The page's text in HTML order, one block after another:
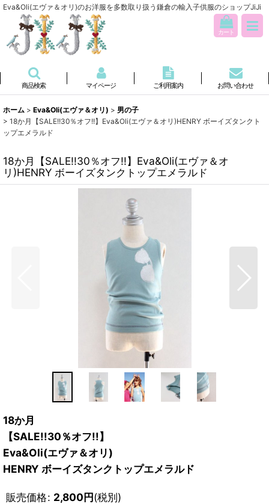
Eva&Oli(エヴァ＆オリ)のお洋服を多数取り扱う鎌倉の輸入子供服のショップJiJi
カート
商品検索 マイページ ご利用案内 お問い合わせ
ホーム > Eva&Oli(エヴァ＆オリ) > 男の子
> 18か月【SALE!!30％オフ!!】Eva&Oli(エヴァ＆オリ)HENRY ボーイズタンクト
ップエメラルド
18か月【SALE!!30％オフ!!】Eva&Oli(エヴァ＆オ
リ)HENRY ボーイズタンクトップエメラルド
18か月
【SALE!!30％オフ!!】
Eva&Oli(エヴァ＆オリ)
HENRY ボーイズタンクトップエメラルド
販売価格: 2,800円(税別)